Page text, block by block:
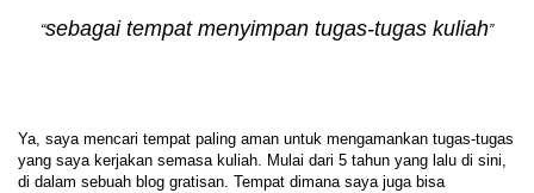
“sebagai tempat menyimpan tugas-tugas kuliah”
Ya, saya mencari tempat paling aman untuk mengamankan tugas-tugas
yang saya kerjakan semasa kuliah. Mulai dari 5 tahun yang lalu di sini,
di dalam sebuah blog gratisan. Tempat dimana saya juga bisa